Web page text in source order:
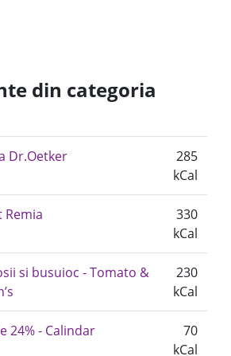
din categoria
Dr.Oetker
285
kCal
Remia
330
kCal
si busuioc - Tomato &
230
kCal
24% - Calindar
70
kCal